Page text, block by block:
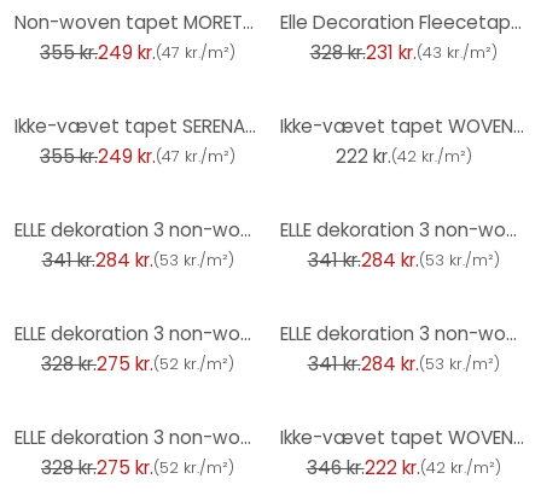
Non-woven tapet MORETTA Elle Decoration 4, blå
355 kr.249 kr.(47 kr./m²)
Elle Decoration Fleecetapet Grå
328 kr.231 kr.(43 kr./m²)
Ikke-vævet tapet SERENADE Elle Decoration 4, beige
355 kr.249 kr.(47 kr./m²)
Ikke-vævet tapet WOVEN Elle Decoration 4, grå
222 kr.(42 kr./m²)
ELLE dekoration 3 non-woven tapet sort
341 kr.284 kr.(53 kr./m²)
ELLE dekoration 3 non-woven tapet sort
341 kr.284 kr.(53 kr./m²)
ELLE dekoration 3 non-woven tapet creme
328 kr.275 kr.(52 kr./m²)
ELLE dekoration 3 non-woven tapet beige
341 kr.284 kr.(53 kr./m²)
ELLE dekoration 3 non-woven tapet hvid
328 kr.275 kr.(52 kr./m²)
Ikke-vævet tapet WOVEN Elle Decoration 4, lysegrå
346 kr.222 kr.(42 kr./m²)